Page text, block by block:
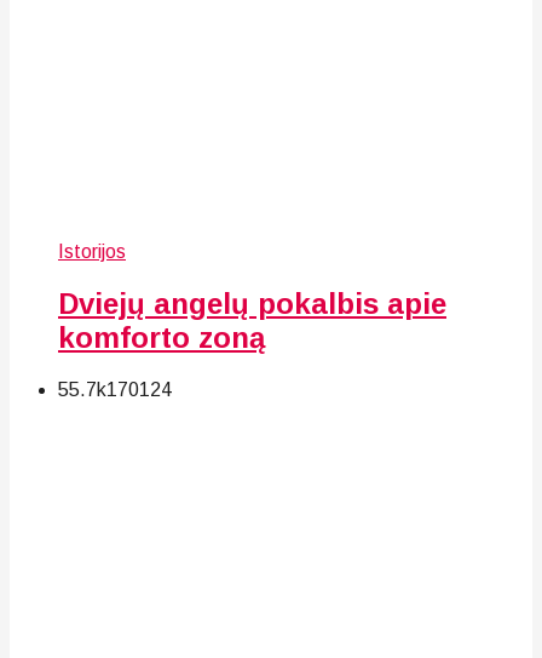
Istorijos
Dviejų angelų pokalbis apie
komforto zoną
55.7k170124